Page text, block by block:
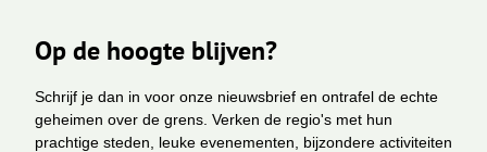
Op de hoogte blijven?
Schrijf je dan in voor onze nieuwsbrief en ontrafel de echte
geheimen over de grens. Verken de regio's met hun
prachtige steden, leuke evenementen, bijzondere activiteiten